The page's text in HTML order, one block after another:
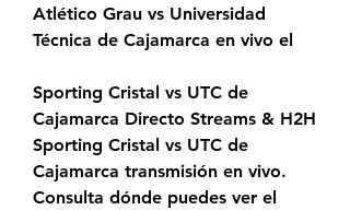
Atlético Grau vs Universidad
Técnica de Cajamarca en vivo el
Sporting Cristal vs UTC de
Cajamarca Directo Streams & H2H
Sporting Cristal vs UTC de
Cajamarca transmisión en vivo.
Consulta dónde puedes ver el